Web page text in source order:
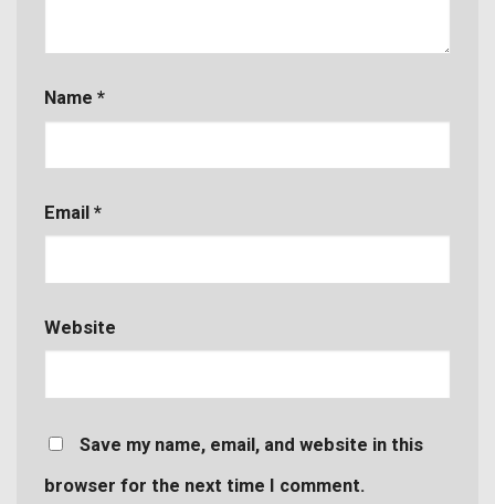
Name *
Email *
Website
Save my name, email, and website in this
browser for the next time I comment.